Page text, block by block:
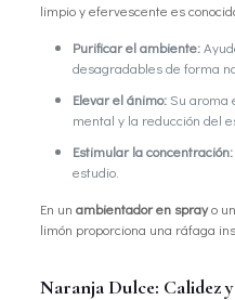
limpio y efervescente es
Purificar el ambiente:
desagradables de forma
Elevar el ánimo:Su aroma
mental y la reducción del
Estimular la concentración:
estudio.
En un ambientador en sprayo un
limón proporciona una ráfaga
Naranja Dulce: Calidez